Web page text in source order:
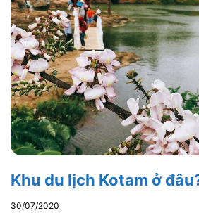
Khu du lịch Kotam ở
30/07/2020